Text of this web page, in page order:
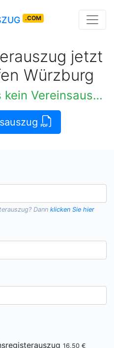
.COM
jetzt
Würzburg
Keine Kosten falls kein Vereinsauszug verfügbar
? Dann klicken Sie hier
16,50 €